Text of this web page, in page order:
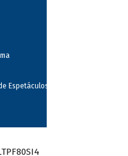
Espetáculos